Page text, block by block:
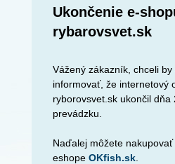
Ukončenie e-
rybarovsvet.sk
Vážený zákazník, chceli by
informovať, že internetový
ryborovsvet.sk ukončil dňa
prevádzku.
Naďalej môžete
eshope OKfish.sk.